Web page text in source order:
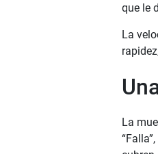
que le
La
La